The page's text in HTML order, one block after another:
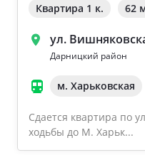
Квартира 1 к. 62
ул.
Дарницкий район
м. Харьковская
Сдается квартира по
ходьбы до М. Харьк...